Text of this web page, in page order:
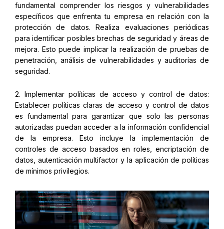
fundamental comprender los riesgos y vulnerabilidades
específicos que enfrenta tu empresa en relación con la
protección de datos. Realiza evaluaciones periódicas
para identificar posibles brechas de seguridad y áreas de
mejora. Esto puede implicar la realización de pruebas de
penetración, análisis de vulnerabilidades y auditorías de
seguridad.
2. Implementar políticas de acceso y control de datos:
Establecer políticas claras de acceso y control de datos
es fundamental para garantizar que solo las personas
autorizadas puedan acceder a la información confidencial
de la empresa. Esto incluye la implementación de
controles de acceso basados en roles, encriptación de
datos, autenticación multifactor y la aplicación de políticas
de mínimos privilegios.